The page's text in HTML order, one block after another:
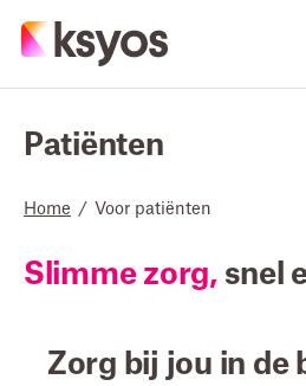
Patiënten
Home / Voor patiënten
Slimme zorg, snel
Zorg bij jou in de